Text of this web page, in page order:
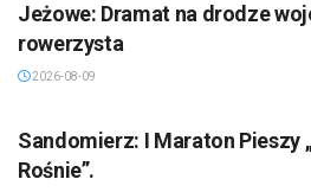
Jeżowe: Dramat na drodze
rowerzysta
2026-08-09
Sandomierz: I Maraton Pieszy
Rośnie”.